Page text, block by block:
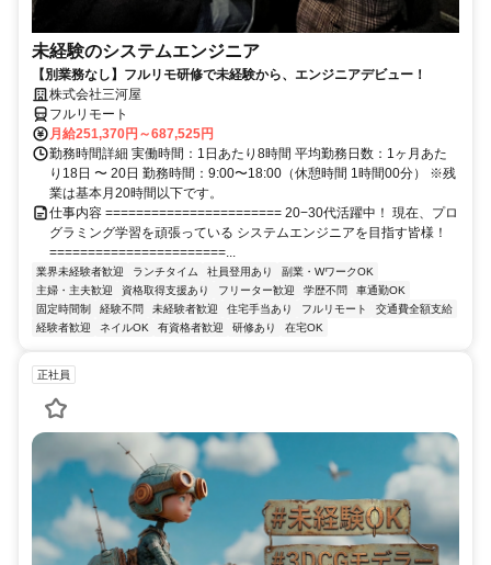
未経験のシステムエンジニア
【別業務なし】フルリモ研修で未経験から、エンジニアデビュー！
株式会社三河屋
フルリモート
月給251,370円～687,525円
勤務時間詳細 実働時間：1日あたり8時間 平均勤務日数：1ヶ月あた
り18日 〜 20日 勤務時間：9:00〜18:00（休憩時間 1時間00分） ※残
業は基本月20時間以下です。
仕事内容 ======================= 20−30代活躍中！ 現在、プロ
グラミング学習を頑張っている システムエンジニアを目指す皆様！
=======================...
業界未経験者歓迎 ランチタイム 社員登用あり
副業・WワークOK
主婦・主夫歓迎
資格取得支援あり フリーター歓迎 学歴不問
車通勤OK
固定時間制
経験不問 未経験者歓迎 住宅手当あり フルリモート
交通費全額支給
経験者歓迎
ネイルOK 有資格者歓迎 研修あり 在宅OK
正社員